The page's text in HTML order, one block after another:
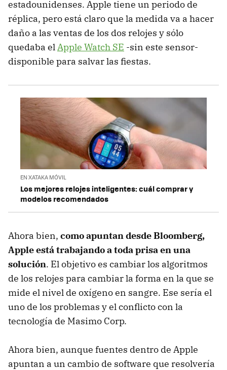
estadounidenses. Apple tiene un periodo de
réplica, pero está claro que la medida va a hacer
daño a las ventas de los dos relojes y sólo
quedaba elApple Watch SE -sin este sensor-
disponible para salvar las fiestas.
EN XATAKA MÓVIL
Los mejores relojes inteligentes: cuál comprar y
modelos recomendados
Ahora bien, como apuntan desde Bloomberg,
Apple está trabajando a toda prisa en una
solución. El objetivo es cambiar los algoritmos
de los relojes para cambiar la forma en la que se
mide el nivel de oxígeno en sangre. Ese sería el
uno de los problemas y el conflicto con la
tecnología de Masimo Corp.
Ahora bien, aunque fuentes dentro de Apple
apuntan a un cambio de software que resolvería